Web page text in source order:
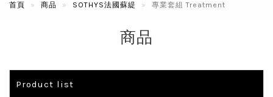
首頁 商品 SOTHYS法國蘇緹 專業套組 Treatment
商品
Product list